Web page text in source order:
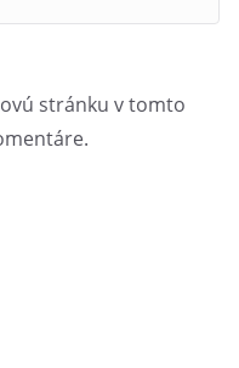
stránku v tomto